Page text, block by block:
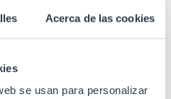
Acerca de las cookies
se usan para personalizar
inteligente
de detección de